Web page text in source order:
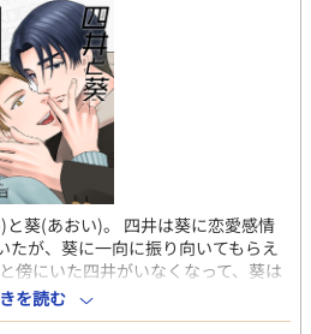
葵(あおい)。 四井は葵に恋愛感情
たが、葵に一向に振り向いてもらえ
にいた四井がいなくなって、葵は
■ひとまず2話で終わっています
ります。 ■毎日更新ちょっとお休み
を読む